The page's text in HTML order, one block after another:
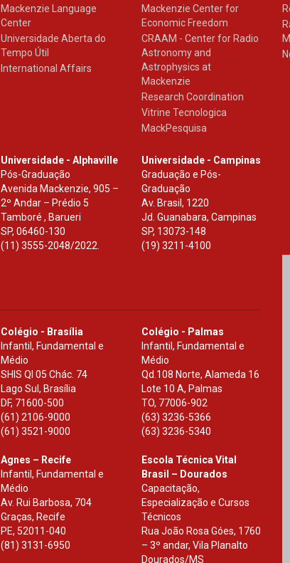
Mackenzie Language
Center
Universidade Aberta do
Tempo Útil
International Affairs
Mackenzie Center for
Economic Freedom
CRAAM - Center for Radio
Astronomy and
Astrophysics at
Mackenzie
Research Coordination
Vitrine Tecnologica
MackPesquisa
Universidade - Alphaville
Pós-Graduação
Avenida Mackenzie, 905 –
2º Andar – Prédio 5
Tamboré , Barueri
SP, 06460-130
(11) 3555-2048/2022.
Universidade - Campinas
Graduação e Pós-
Graduação
Av. Brasil, 1220
Jd. Guanabara, Campinas
SP, 13073-148
(19) 3211-4100
Colégio - Brasília
Infantil, Fundamental e
Médio
SHIS Ql 05 Chác. 74
Lago Sul, Brasília
DF, 71600-500
(61) 2106-9000
(61) 3521-9000
Colégio - Palmas
Infantil, Fundamental e
Médio
Qd.108 Norte, Alameda 16
Lote 10 A, Palmas
TO, 77006-902
(63) 3236-5366
(63) 3236-5340
Agnes – Recife
Infantil, Fundamental e
Médio
Av. Rui Barbosa, 704
Graças, Recife
PE, 52011-040
(81) 3131-6950
Escola Técnica Vital
Brasil – Dourados
Capacitação,
Especialização e Cursos
Técnicos
Rua João Rosa Góes, 1760
– 3º andar, Vila Planalto
Dourados/MS